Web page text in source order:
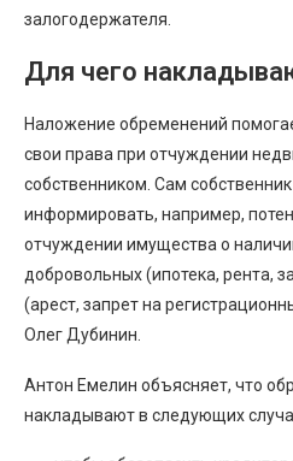
залогодержателя.
Для чего
Наложение обременений
свои права при отчуждении
собственником. Сам
информировать, например,
отчуждении имущества о
добровольных (ипотека, рента,
(арест, запрет на
Олег Дубинин.
Антон Емелин объясняет, что
накладывают в следующих